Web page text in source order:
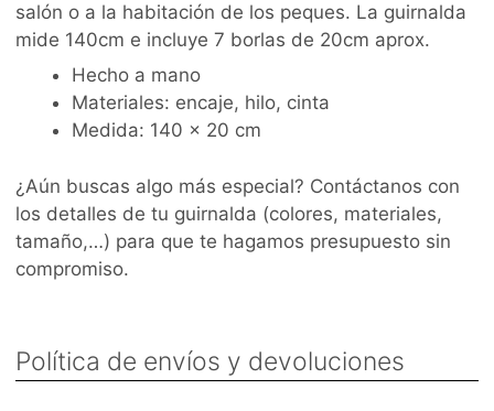
salón o a la habitación de los peques. La guirnalda
mide 140cm e incluye 7 borlas de 20cm aprox.
Hecho a mano
Materiales: encaje, hilo, cinta
Medida: 140 x 20 cm
¿Aún buscas algo más especial? Contáctanos con
los detalles de tu guirnalda (colores, materiales,
tamaño,…) para que te hagamos presupuesto sin
compromiso.
Política de envíos y devoluciones